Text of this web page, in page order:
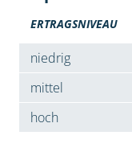
ERTRAGSNIVEAU
niedrig
mittel
hoch